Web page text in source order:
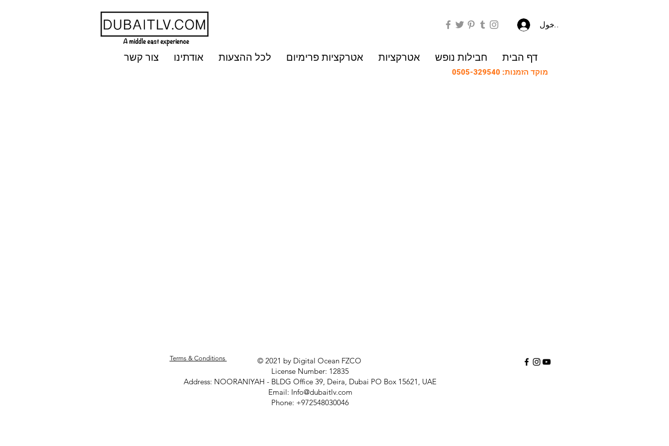
تسجيل الدخول
מוקד הזמנות: 0505-329540
דף הבית חבילות נופש אטרקציות אטרקציות פרימיום לכל ההצעות אודתינו צור קשר
© 2021 by Digital Ocean FZCO
License Number: 12835
Address: NOORANIYAH - BLDG Office 39, Deira, Dubai PO Box 15621, UAE
Email: Info@dubaitlv.com
Phone: +972548030046
Terms & Conditions